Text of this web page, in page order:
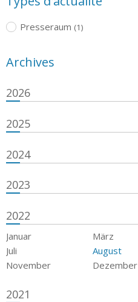
Presseraum (1)
Archives
2026
2025
2024
2023
2022
Januar März
Juli
August
November
Dezember
2021